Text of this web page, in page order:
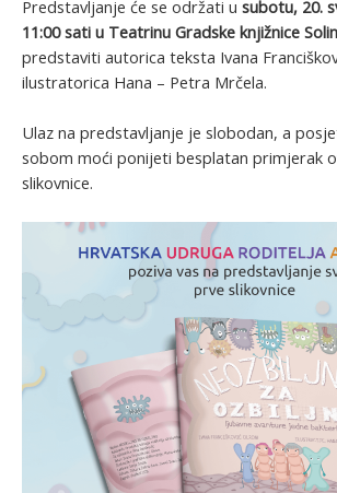
Predstavljanje će se održati u subotu, 20.
11:00 sati u Teatrinu Gradske knjižnice Solin
predstaviti autorica teksta Ivana
ilustratorica Hana – Petra Mrčela.
Ulaz na predstavljanje je slobodan, a
sobom moći ponijeti besplatan primjerak
slikovnice.